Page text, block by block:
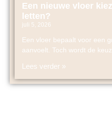
Een nieuwe vloer
letten?
juli 5, 2026
Een vloer bepaalt voor een
aanvoelt. Toch wordt de
Lees verder »